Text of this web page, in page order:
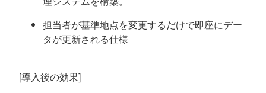
担当者が基準地点を変更するだけで即座にデー
タが更新される仕様
[導入後の効果]